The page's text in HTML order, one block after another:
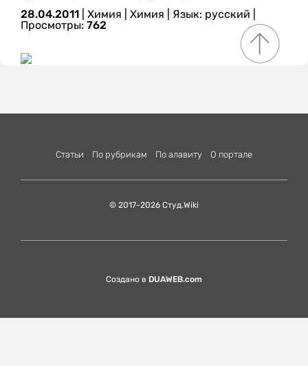
28.04.2011 Химия Химия Язык: русский
Просмотры: 762
Статьи По рубрикам По алавиту О портале
© 2017-2026 Студ.Wiki
Создано в DUAWEB.com